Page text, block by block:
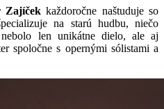
Zajíčekkaždoročne naštuduje so
na starú hudbu, niečo
len unikátne dielo, ale aj
spoločne s opernými sólistami a